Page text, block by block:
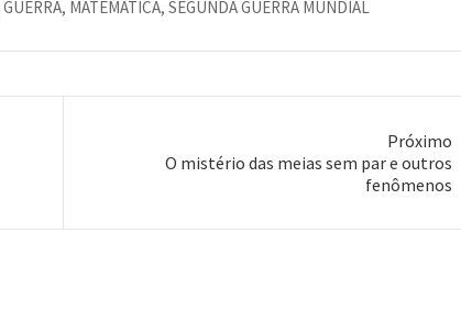
GUERRA, MATEMÁTICA, SEGUNDA GUERRA MUNDIAL
Próximo
O mistério das meias sem par e outros
fenômenos